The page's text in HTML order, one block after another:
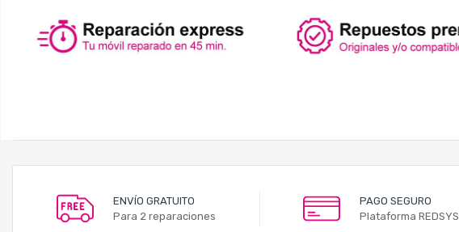
ENVÍO GRATUITO
Para 2 reparaciones
PAGO SEGURO
Plataforma REDSYS